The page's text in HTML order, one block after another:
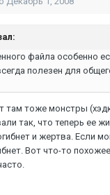
файла особенно
полезен для
там тоже монстры
так, что теперь ее
и жертва. Если
Вот что-то